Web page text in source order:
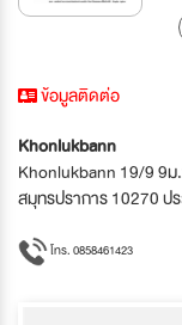
ข้อมูลติดต่อ
Khonlukbann
Khonlukbann 19/9 9ม
สมุทรปราการ 10270 ปร
โทร. 0858461423